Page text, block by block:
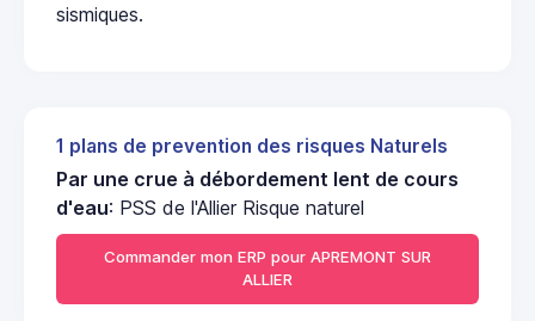
sismiques.
1 plans de prevention des risques Naturels
Par une crue à débordement lent de cours
d'eau: PSS de l'Allier Risque naturel
Commander mon ERP pour APREMONT SUR
ALLIER